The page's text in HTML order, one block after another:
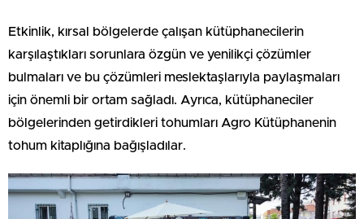
Etkinlik, kırsal bölgelerde çalışan kütüphanecilerin
karşılaştıkları sorunlara özgün ve yenilikçi çözümler
bulmaları ve bu çözümleri meslektaşlarıyla paylaşmaları
için önemli bir ortam sağladı. Ayrıca, kütüphaneciler
bölgelerinden getirdikleri tohumları Agro Kütüphanenin
tohum kitaplığına bağışladılar.